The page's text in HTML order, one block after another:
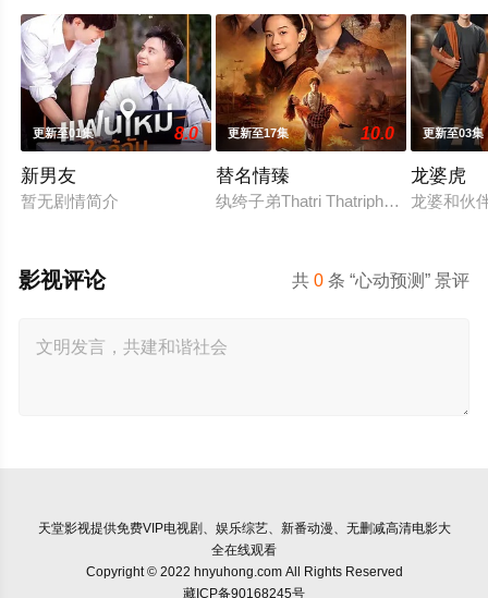
更新至01集 8.0
新男友
暂无剧情简介
更新至17集 10.0
替名情臻
纨绔子弟Thatri Thatriphan因挥霍无
更新至03集
龙婆虎
龙婆和伙
共0 条 “心动预测” 景评
影视评论
天堂影视提供免费VIP电视剧、娱乐综艺、新番动漫、无删减高清电影大
全在线观看
Copyright © 2022 hnyuhong.com All Rights Reserved
藏ICP备90168245号